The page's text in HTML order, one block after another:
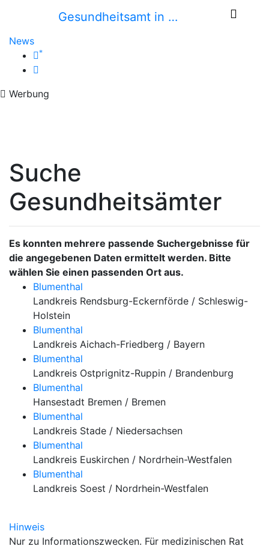
Gesundheitsamt in …
News
*
Werbung
Suche
Gesundheitsämter
Es konnten mehrere passende Suchergebnisse für
die angegebenen Daten ermittelt werden. Bitte
wählen Sie einen passenden Ort aus.
Blumenthal
Landkreis Rendsburg-Eckernförde / Schleswig-
Holstein
Blumenthal
Landkreis Aichach-Friedberg / Bayern
Blumenthal
Landkreis Ostprignitz-Ruppin / Brandenburg
Blumenthal
Hansestadt Bremen / Bremen
Blumenthal
Landkreis Stade / Niedersachsen
Blumenthal
Landkreis Euskirchen / Nordrhein-Westfalen
Blumenthal
Landkreis Soest / Nordrhein-Westfalen
Hinweis
Nur zu Informationszwecken. Für medizinischen Rat